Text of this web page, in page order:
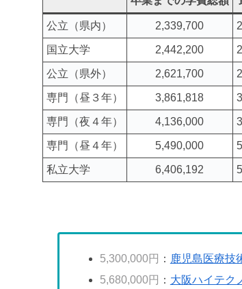
公立（県内） 2,339,700
国立大学 2,442,200
公立（県外） 2,621,700
専門（昼３年） 3,861,818
専門（夜４年） 4,136,000
専門（昼４年） 5,490,000
私立大学 6,406,192
5,300,000円 ： 鹿児島医療技
5,680,000円 ： 大阪ハイテク